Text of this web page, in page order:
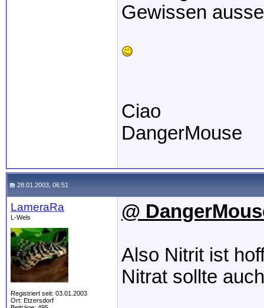
Gewissen
Ciao
DangerMouse
28.01.2003, 06:51
LameraRa
L-Wels
Registriert seit: 03.01.2003
Ort: Etzersdorf
@
Also Nitrit ist
Nitrat sollte